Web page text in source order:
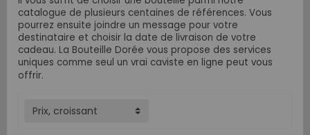
catalogue de plusieurs centaines de références. Vous
pourrez ensuite joindre un message pour votre
destinataire et choisir la date de livraison de votre
cadeau. La Bouteille Dorée vous propose des services
uniques comme seul un vrai caviste en ligne peut vous
offrir.
Prix, croissant